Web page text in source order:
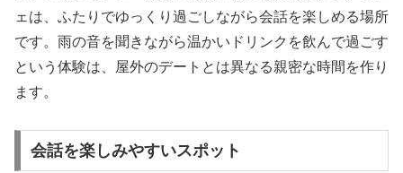
ェは、ふたりでゆっくり過ごしながら会話を楽しめる場所
です。雨の音を聞きながら温かいドリンクを飲んで過ごす
という体験は、屋外のデートとは異なる親密な時間を作り
ます。
会話を楽しみやすいスポット